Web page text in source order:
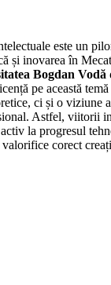
este un
și inovarea în
Bogdan
pe această
ci și o viziune
Astfel, viitorii
la progresul
valorifice corect